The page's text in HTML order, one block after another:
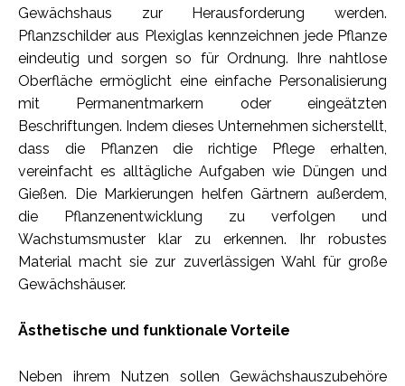
Gewächshaus zur Herausforderung werden.
Pflanzschilder aus Plexiglas kennzeichnen jede Pflanze
eindeutig und sorgen so für Ordnung. Ihre nahtlose
Oberfläche ermöglicht eine einfache Personalisierung
mit Permanentmarkern oder eingeätzten
Beschriftungen. Indem dieses Unternehmen sicherstellt,
dass die Pflanzen die richtige Pflege erhalten,
vereinfacht es alltägliche Aufgaben wie Düngen und
Gießen. Die Markierungen helfen Gärtnern außerdem,
die Pflanzenentwicklung zu verfolgen und
Wachstumsmuster klar zu erkennen. Ihr robustes
Material macht sie zur zuverlässigen Wahl für große
Gewächshäuser.
Ästhetische und funktionale Vorteile
Neben ihrem Nutzen sollen Gewächshauszubehöre